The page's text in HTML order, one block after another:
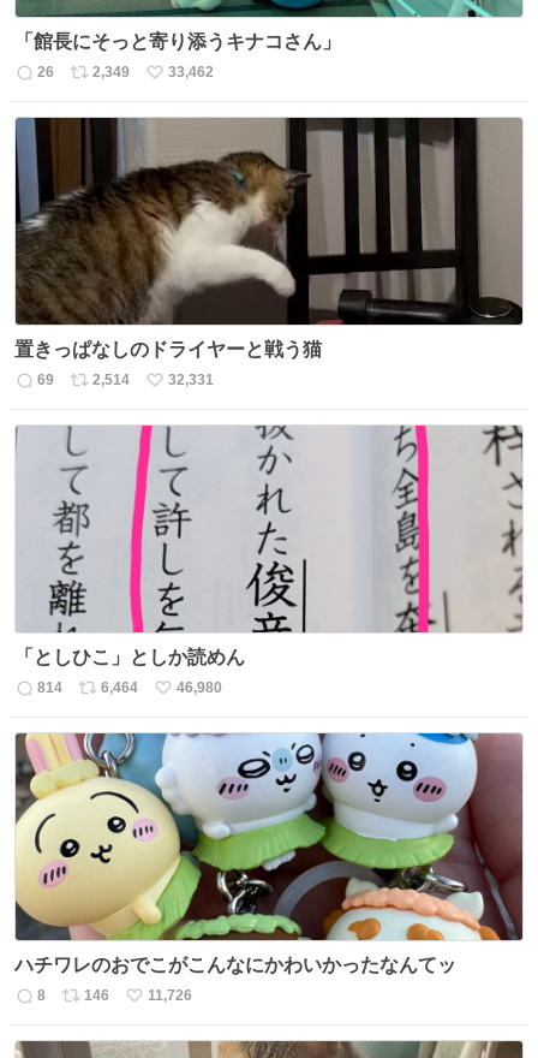
「館長にそっと寄り添うキナコさん」
返
数
26
リ
数
2,349
い
33,462
置きっぱなしのドライヤーと戦う猫
返
数
69
リ
ス
ト
数
2,514
い
ね
数
32,331
「としひこ」としか読めん
返
数
814
リ
ス
ト
数
6,464
い
ね
数
46,980
ハチワレのおでこがこんなにかわいかったなんてッ
返
8
リ
146
い
11,726